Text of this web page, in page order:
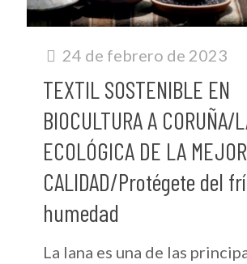
24 de febrero de 2023
TEXTIL SOSTENIBLE EN
BIOCULTURA A CORUÑA/
ECOLÓGICA DE LA MEJOR
CALIDAD/Protégete del
humedad
La lana es una de las